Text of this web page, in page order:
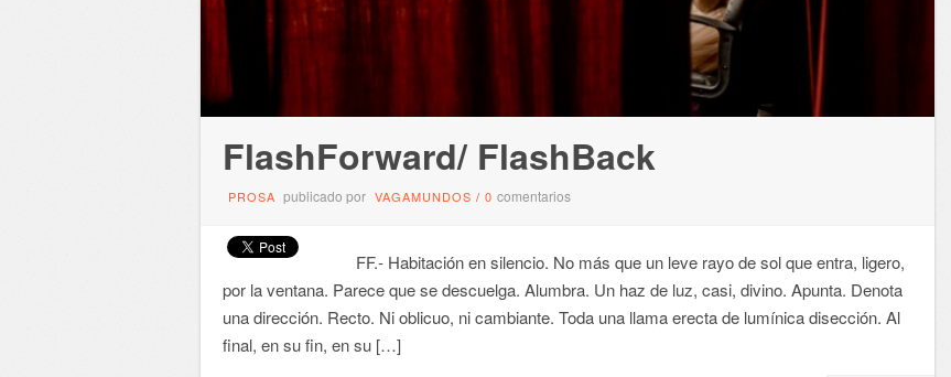
FlashForward/ FlashBack
PROSA publicado por VAGAMUNDOS / 0 comentarios
FF.- Habitación en silencio. No más que un leve rayo de sol que entra, ligero,
por la ventana. Parece que se descuelga. Alumbra. Un haz de luz, casi, divino. Apunta. Denota
una dirección. Recto. Ni oblicuo, ni cambiante. Toda una llama erecta de lumínica disección. Al
final, en su fin, en su […]